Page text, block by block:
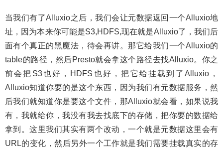
当我们有了Alluxio之后，我们会让元数据返回一个Alluxio地
址，因为本来你可能是S3,HDFS,现在就是Alluxio了，我们后
面有个真正的黑魔法，待会再讲。那它给我们一个Alluxio的
table的路径，然后Presto就会拿这个路径去找Alluxio。你之
前会把S3也好，HDFS也好，把它给挂载到了Alluxio，
Alluxio知道你要的是这个东西，因为我们有元数据服务，然
后我们就知道你是要这个文件，那Alluxio就会看，如果说我
有，我就给你，我没有我去找底下的存储，把你要的数据给
拿到。这里我们其实有两个改动，一个就是元数据这里会有
URL的变化，然后另外一个工作就是我们需要挂载真实的存